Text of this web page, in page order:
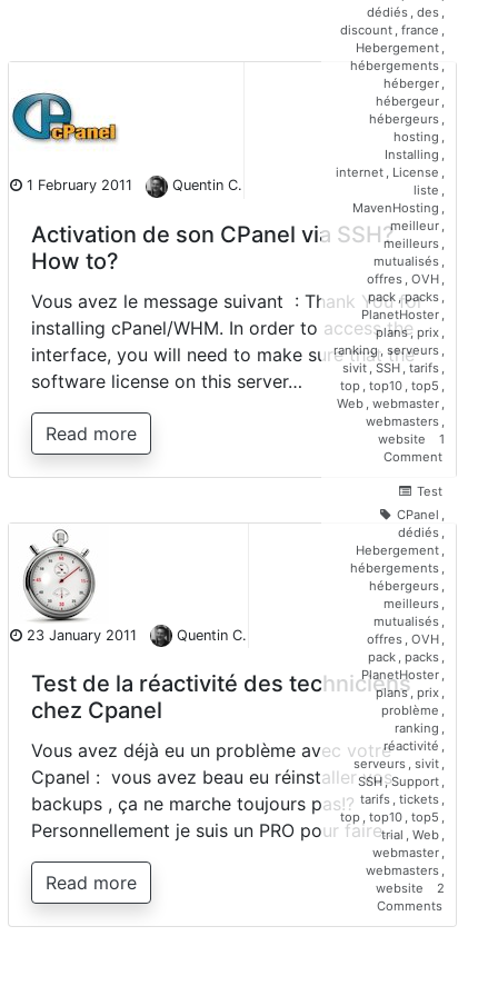
1 February 2011 Quentin C.
Activation de son CPanel via SSH?
How to?
Vous avez le message suivant : Thank You for
installing cPanel/WHM. In order to access the
interface, you will need to make sure that the
software license on this server…
Read more
dédiés
des
discount
france
Hebergement
hébergements
héberger
hébergeur
hébergeurs
hosting
Installing
internet
License
liste
MavenHosting
meilleur
meilleurs
mutualisés
offres
OVH
pack ,packs
PlanetHoster
plans, prix
ranking, serveurs
sivit
SSH tarifs
top
top10 top5
Web
webmaster
webmasters
website
1
Commenton
de
CPanel
via
SSH?
How
to?
23 January 2011 Quentin C.
Test de la réactivité des techniciens
chez Cpanel
Vous avez déjà eu un problème avec votre
Cpanel : vous avez beau eu réinstaller vos
backups , ça ne marche toujours pas!?
Personnellement je suis un PRO pour faire…
Read more
Test
CPanel ,
dédiés ,
Hebergement ,
hébergements ,
hébergeurs ,
meilleurs ,
mutualisés ,
offres , OVH ,
pack , packs ,
PlanetHoster ,
plans, prix ,
problème ,
ranking ,
réactivité ,
serveurs , sivit ,
SSH,Support ,
tarifs , tickets ,
top , top10 , top5 ,
trial , Web ,
webmaster ,
webmasters ,
website
2
Commentson
Test